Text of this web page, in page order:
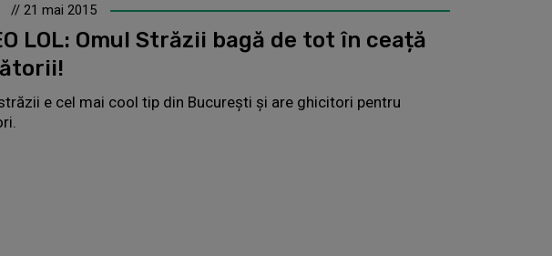
// 21 mai 2015
LOL: Omul Străzii bagă de tot în ceață
e cel mai cool tip din Bucureşti și are ghicitori pentru